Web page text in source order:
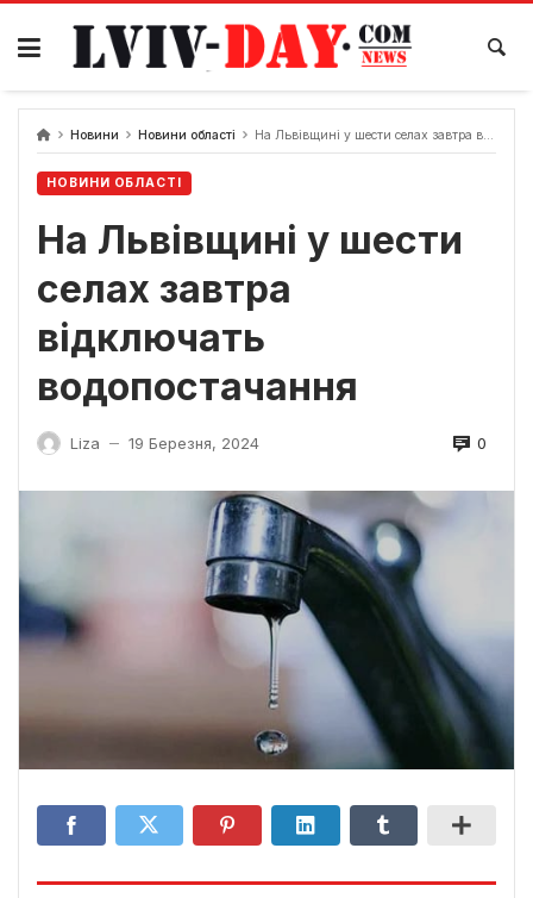
Skip
content
Новини Новини області На Львівщині у шести селах завтра відключать водопостачання
НОВИНИ ОБЛАСТІ
На Львівщині у шести
селах завтра
відключать
водопостачання
Liza — 19 Березня, 2024 0